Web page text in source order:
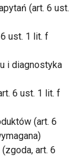
(art. 6 ust.
ust. 1 lit. f
i diagnostyka
6 ust. 1 lit. f
(art. 6
art. 6